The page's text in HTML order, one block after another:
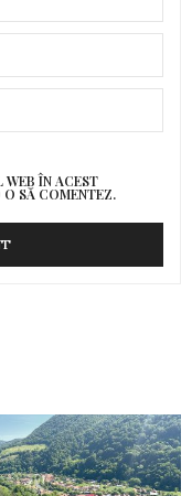
WEB ÎN ACEST
SĂ COMENTEZ.